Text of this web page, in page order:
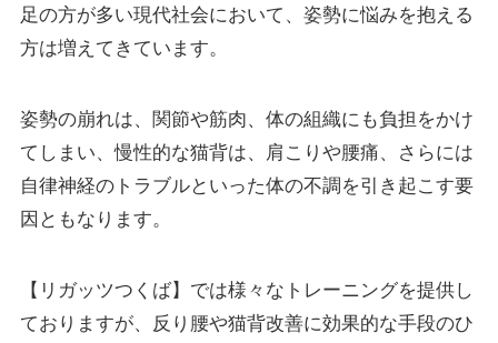
足の方が多い現代社会において、姿勢に悩みを抱える
方は増えてきています。
姿勢の崩れは、関節や筋肉、体の組織にも負担をかけ
てしまい、慢性的な猫背は、肩こりや腰痛、さらには
自律神経のトラブルといった体の不調を引き起こす要
因ともなります。
【リガッツつくば】では様々なトレーニングを提供し
ておりますが、反り腰や猫背改善に効果的な手段のひ